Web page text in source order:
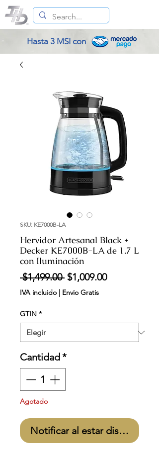
Hasta 3 MSI con
SKU: KE7000B-LA
Hervidor Artesanal Black +
Decker KE7000B-LA de 1.7 L
con Iluminación
$1,499.00 Precio
$1,009.00Precio
IVA incluido Envio Gratis
GTIN *
Cantidad*
Agotado
Notificar al estar disponible